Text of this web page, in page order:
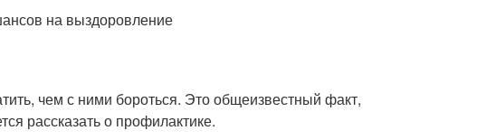
на выздоровление
чем с ними бороться. Это общеизвестный факт,
рассказать о профилактике.